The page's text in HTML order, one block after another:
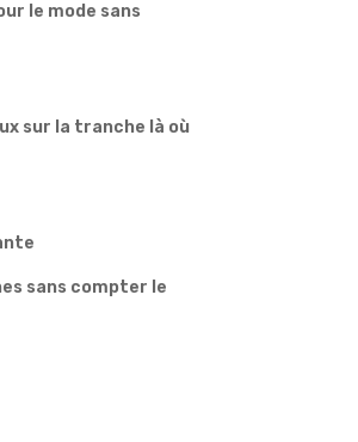
le mode sans
sur la tranche là où
sans compter le